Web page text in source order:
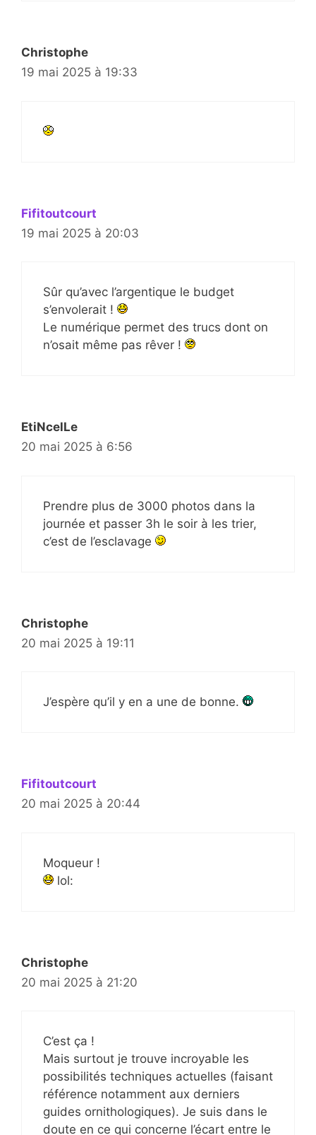
Christophe
19 mai 2025 à 19:33
Fifitoutcourt
19 mai 2025 à 20:03
Sûr qu’avec l’argentique le budget
s’envolerait !
Le numérique permet des trucs dont on
n’osait même pas rêver !
EtiNcelLe
20 mai 2025 à 6:56
Prendre plus de 3000 photos dans la
journée et passer 3h le soir à les trier,
c’est de l’esclavage
Christophe
20 mai 2025 à 19:11
J’espère qu’il y en a une de bonne.
Fifitoutcourt
20 mai 2025 à 20:44
Moqueur !
lol:
Christophe
20 mai 2025 à 21:20
C’est ça !
Mais surtout je trouve incroyable les
possibilités techniques actuelles (faisant
référence notamment aux derniers
guides ornithologiques). Je suis dans le
doute en ce qui concerne l’écart entre le